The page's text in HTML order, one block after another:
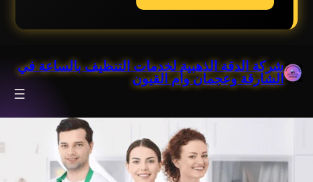
إلى
المحتوى
شركة الدقة الذهبية لخدمات التنظيف بالساعة في
الشارقة وعجمان وأم القيون